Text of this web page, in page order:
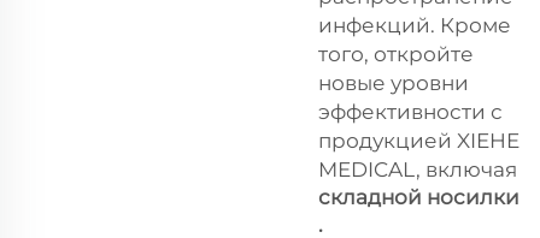
инфекций. Кроме
того, откройте
новые уровни
эффективности с
продукцией XIEHE
MEDICAL, включая
складной носилки
.